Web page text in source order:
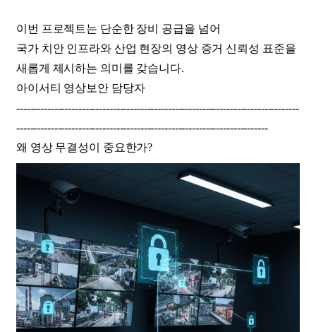
이번 프로젝트는 단순한 장비 공급을 넘어
국가 치안 인프라와 산업 현장의 영상 증거 신뢰성 표준을
새롭게 제시하는 의미를 갖습니다.
아이서티 영상보안 담당자
----------------------------------------------------------------------------------
-------------------------------------------------------------------------
왜 영상 무결성이 중요한가?